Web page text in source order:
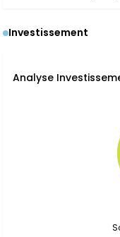
Investissement
Analyse